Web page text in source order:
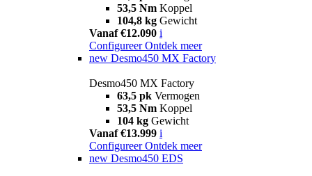
53,5 Nm Koppel
104,8 kg Gewicht
Vanaf €12.090 i
Configureer Ontdek meer
new Desmo450 MX Factory
Desmo450 MX Factory
63,5 pk Vermogen
53,5 Nm Koppel
104 kg Gewicht
Vanaf €13.999 i
Configureer Ontdek meer
new Desmo450 EDS